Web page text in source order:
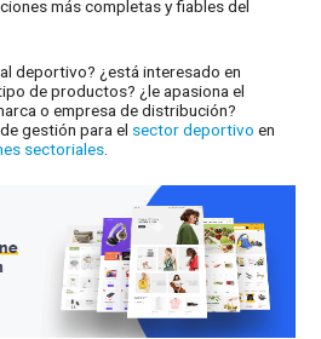
más completas y fiables del
deportivo? ¿está interesado en
de productos? ¿le apasiona el
o empresa de distribución?
gestión para el sector deportivo en
sectoriales